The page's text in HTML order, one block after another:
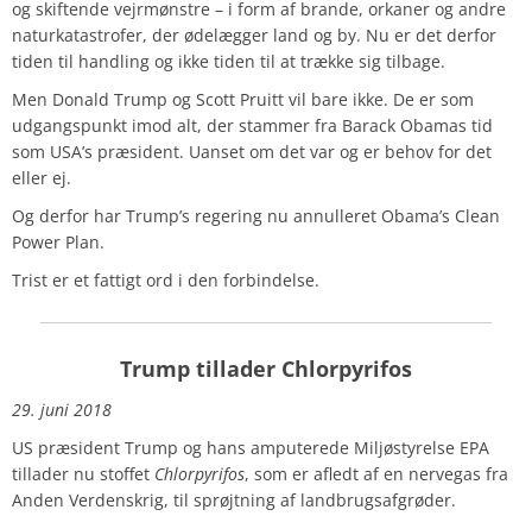
og skiftende vejrmønstre – i form af brande, orkaner og andre
naturkatastrofer, der ødelægger land og by. Nu er det derfor
tiden til handling og ikke tiden til at trække sig tilbage.
Men Donald Trump og Scott Pruitt vil bare ikke. De er som
udgangspunkt imod alt, der stammer fra Barack Obamas tid
som USA’s præsident. Uanset om det var og er behov for det
eller ej.
Og derfor har Trump’s regering nu annulleret Obama’s Clean
Power Plan.
Trist er et fattigt ord i den forbindelse.
Trump tillader Chlorpyrifos
29. juni 2018
US præsident Trump og hans amputerede Miljøstyrelse EPA
tillader nu stoffet Chlorpyrifos, som er afledt af en nervegas fra
Anden Verdenskrig, til sprøjtning af landbrugsafgrøder.